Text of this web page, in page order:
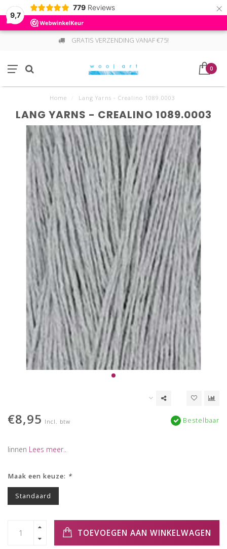
9,7
779 Reviews ×
GRATIS VERZENDING VANAF €75!
0
Home Lang Yarns - Crealino 1089.0003
LANG YARNS - CREALINO 1089.0003
€8,95 Incl. btw Bestelbaar
linnen Lees meer..
Maak een keuze: *
Standaard
TOEVOEGEN AAN WINKELWAGEN